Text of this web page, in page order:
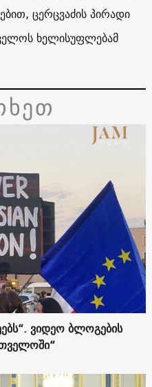
ცერცვაძის პირადი
ხელისუფლებამ
ვიდეო ბლოგების